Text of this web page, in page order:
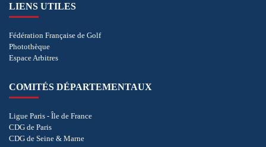
LIENS UTILES
Fédération Française de Golf
Photothèque
Espace Arbitres
COMITÉS DÉPARTEMENTAUX
Ligue Paris - Île de France
CDG de Paris
CDG de Seine & Marne